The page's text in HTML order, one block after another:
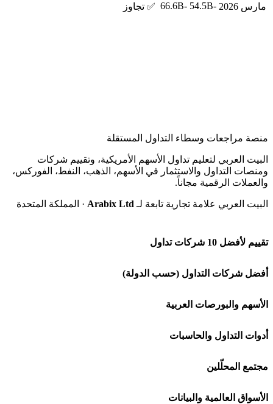
مارس 2026
-54.5B
-66.6B ✅ تجاوز
منصة مراجعات وسطاء التداول المستقلة
البيت العربي لتعليم تداول الأسهم الأمريكية، وتقييم شركات
ومنصات التداول والاستثمار في الأسهم، الذهب، النفط، الفوركس،
والعملات الرقمية مجاناً.
البيت العربي علامة تجارية تابعة لـ Arabix Ltd · المملكة المتحدة
تقييم لأفضل 10 شركات تداول
شركة Capital.com
افاتريد AvaTrade
اكسنس Exness
منصة بينانس
أفضل شركات التداول (حسب الدولة)
شركات تداول في السعودية
شركات تداول في الإمارات
شركات تداول في الكويت
شركات تداول في قطر
الأسهم والبورصات العربية
🌍 كل البورصات العربية
🇸🇦 السوق السعودية
🇦🇪 أسواق الإمارات
أدوات التداول والحاسبات
🕌 حاسبة الزكاة
💱 محول العملات
مجتمع المحلّلين
🧱 حائط المجتمع
الأسواق العالمية والبيانات